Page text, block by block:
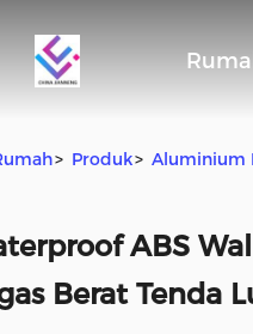
> Produk> Aluminium
ABS
Berat Tenda